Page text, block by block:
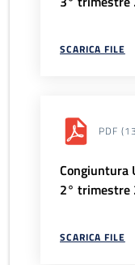
SCARICA FILE
PDF
Congiuntura
2° trimestre
SCARICA FILE